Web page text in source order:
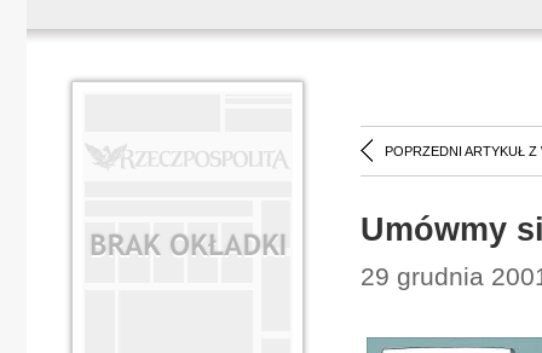
POPRZEDNI ARTYKUŁ Z
Umówmy
29 grudnia